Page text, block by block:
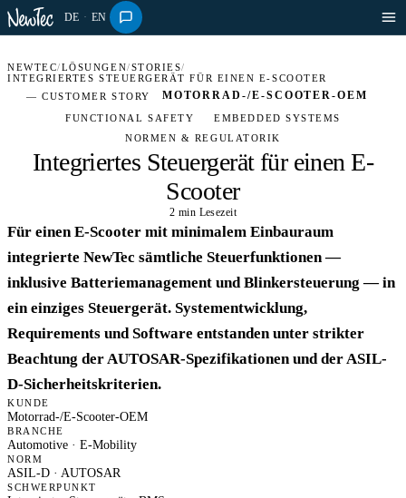
DE · EN
NEWTEC/LÖSUNGEN/STORIES/
INTEGRIERTES STEUERGERÄT FÜR EINEN E-SCOOTER
— CUSTOMER STORY
MOTORRAD-/E-SCOOTER-OEM
FUNCTIONAL SAFETY
EMBEDDED SYSTEMS
NORMEN & REGULATORIK
Integriertes Steuergerät für einen E-
Scooter
2 min Lesezeit
AUTOMOTIVE · STORY
Für einen E-Scooter mit minimalem Einbauraum
integrierte NewTec sämtliche Steuerfunktionen —
inklusive Batteriemanagement und Blinkersteuerung — in
ein einziges Steuergerät. Systementwicklung,
Requirements und Software entstanden unter strikter
Beachtung der AUTOSAR-Spezifikationen und der ASIL-
D-Sicherheitskriterien.
KUNDE
Motorrad-/E-Scooter-OEM
BRANCHE
Automotive · E-Mobility
NORM
ASIL-D · AUTOSAR
SCHWERPUNKT